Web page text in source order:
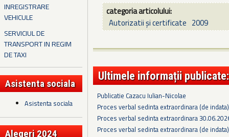
INREGISTRARE
VEHICULE
SERVICIUL DE
TRANSPORT IN REGIM
DE TAXI
Asistenta sociala
Asistenta sociala
Alegeri 2024
categoria articolului:
Autorizatii și certificate 2009
Ultimele informații publicate:
Publicatie Cazacu Iulian-Nicolae
Proces verbal sedinta extraordinara (de
Proces verbal sedinta extraordinara
Proces verbal sedinta extraordinara (de